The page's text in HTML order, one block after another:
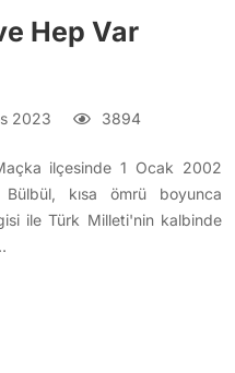
Hep Var
2023 3894
ilçesinde 1 Ocak 2002
kısa ömrü boyunca
ile Türk Milleti'nin kalbinde